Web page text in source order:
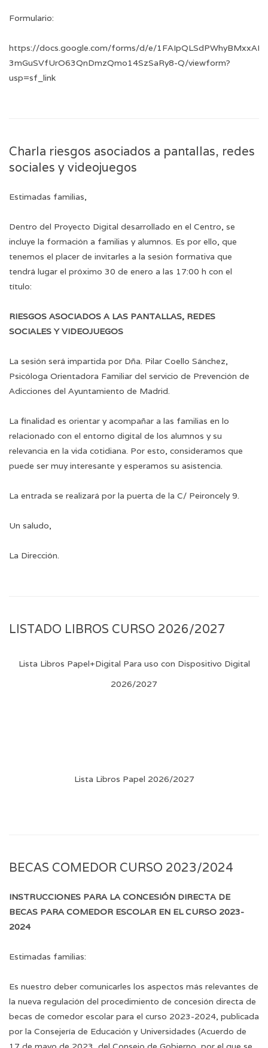
Formulario:
https://docs.google.com/forms/d/e/
3mGuSVfUrO63QnDmzQmo14SzSaRy8-Q/viewform?
usp=sf_link
Charla riesgos asociados a pantallas, redes
sociales y videojuegos
Estimadas familias,
Dentro del Proyecto Digital desarrollado en el Centro, se
incluye la formación a familias y alumnos. Es por ello, que
tenemos el placer de invitarles a la sesión formativa que
tendrá lugar el próximo 30 de enero a las 17:00 h con el
título:
RIESGOS ASOCIADOS A LAS PANTALLAS, REDES
SOCIALES Y VIDEOJUEGOS
La sesión será impartida por Dña. Pilar Coello Sánchez,
Psicóloga Orientadora Familiar del servicio de Prevención de
Adicciones del Ayuntamiento de Madrid.
La finalidad es orientar y acompañar a las familias en lo
relacionado con el entorno digital de los alumnos y su
relevancia en la vida cotidiana. Por esto, consideramos que
puede ser muy interesante y esperamos su asistencia.
La entrada se realizará por la puerta de la C/ Peironcely 9.
Un saludo,
La Dirección.
LISTADO LIBROS CURSO 2026/2027
Lista Libros Papel+Digital Para uso con Dispositivo Digital
2026/2027
Lista Libros Papel 2026/2027
BECAS COMEDOR CURSO 2023/2024
INSTRUCCIONES PARA LA CONCESIÓN DIRECTA DE
BECAS PARA COMEDOR ESCOLAR EN EL CURSO 2023-
2024
Estimadas familias:
Es nuestro deber comunicarles los aspectos más relevantes de
la nueva regulación del procedimiento de concesión directa de
becas de comedor escolar para el curso 2023-2024, publicada
por la Consejería de Educación y Universidades (Acuerdo de